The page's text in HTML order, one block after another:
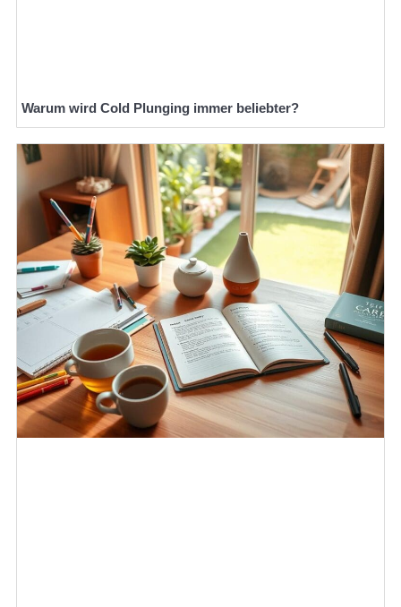
Warum wird Cold Plunging immer beliebter?